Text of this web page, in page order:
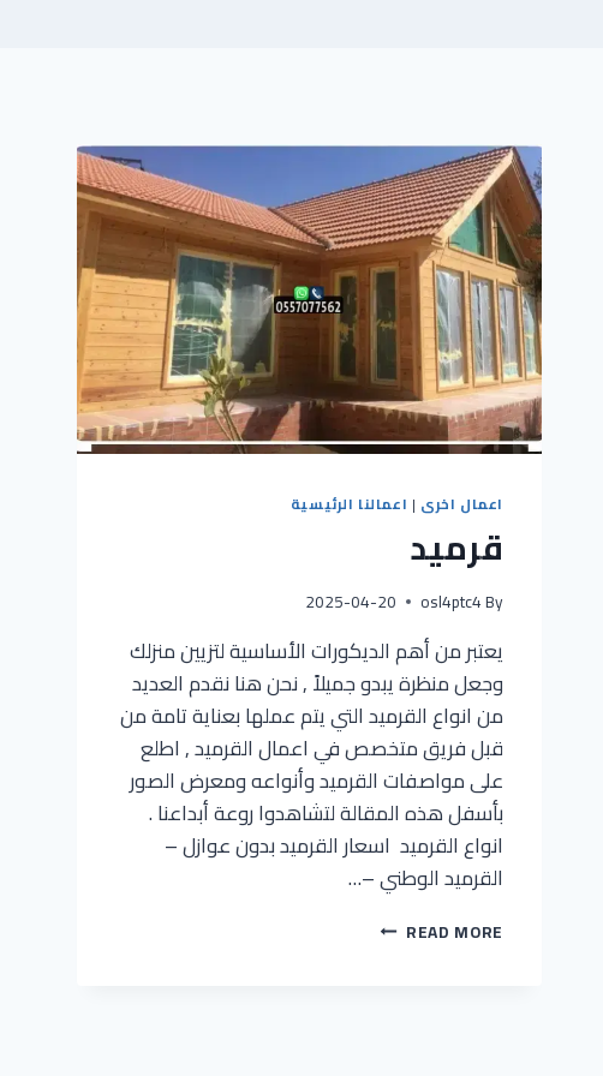
اعمال اخرى | اعمالنا الرئيسية
قرميد
By
osl4ptc4
2025-04-20
يعتبر من أهم الديكورات الأساسية لتزيين منزلك
وجعل منظرة يبدو جميلاً , نحن هنا نقدم العديد
من انواع القرميد التي يتم عملها بعناية تامة من
قبل فريق متخصص في اعمال القرميد , اطلع
على مواصفات القرميد وأنواعه ومعرض الصور
بأسفل هذه المقالة لتشاهدوا روعة أبداعنا .
انواع القرميد اسعار القرميد بدون عوازل –
القرميد الوطني –…
READ MORE